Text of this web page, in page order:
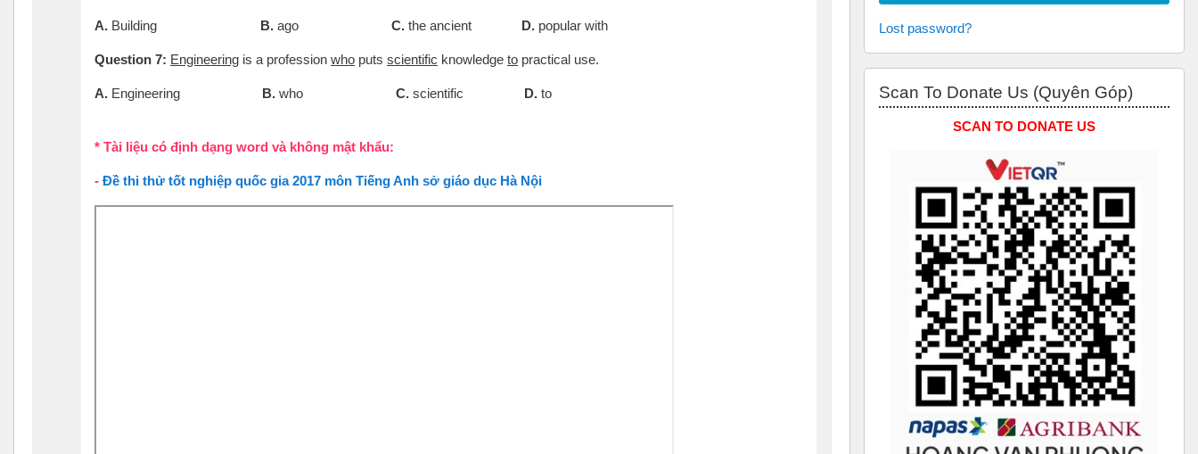
A. Building B. ago C. the ancient D. popular with
Question 7: Engineering is a profession who puts scientific knowledge to practical use.
A. Engineering B. who C. scientific D. to
* Tài liệu có định dạng word và không mật khẩu:
- Đề thi thử tốt nghiệp quốc gia 2017 môn Tiếng Anh sở giáo dục Hà Nội
Lost password?
Scan To Donate Us (Quyên Góp)
SCAN TO DONATE US